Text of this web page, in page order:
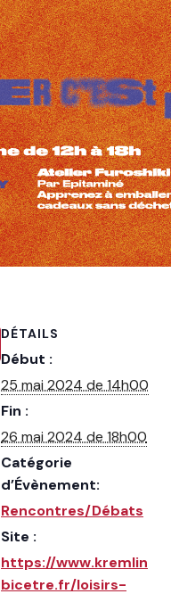
DÉTAILS
Début :
25 mai 2024 de 14h00
Fin :
26 mai 2024 de 18h00
Catégorie
d’Évènement:
Rencontres/Débats
Site :
https://www.kremlin
bicetre.fr/loisirs-